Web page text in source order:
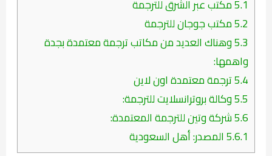
5.1مكتب عبر الشرق للترجمة
5.2مكتب جوجان للترجمة
5.3وهناك العديد من مكاتب ترجمة معتمدة بجدة
واهمها:
5.4ترجمة معتمدة اون لاين
5.5وكالة بروترانسلايت للترجمة:
5.6شركة وتين للترجمة المعتمدة:
5.6.1المصدر: أهل السعودية